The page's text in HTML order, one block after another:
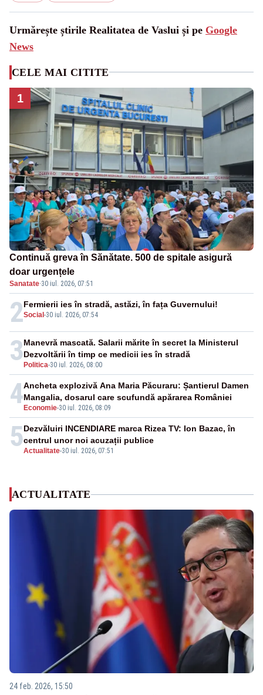
Urmărește știrile Realitatea de Vaslui și pe Google
News
CELE MAI CITITE
1
Continuă greva în Sănătate. 500 de spitale asigură
doar urgențele
Sanatate·30 iul. 2026, 07:51
2Social -30 iul. 2026, 07:54
Fermierii ies în stradă, astăzi, în fața Guvernului!
3 Politica-30 iul. 2026, 08:00
Manevră mascată. Salarii mărite în secret la Ministerul
Dezvoltării în timp ce medicii ies în stradă
4 Economie-30 iul. 2026, 08:09
Ancheta explozivă Ana Maria Păcuraru: Șantierul Damen
Mangalia, dosarul care scufundă apărarea României
5Actualitate-30 iul. 2026, 07:51
Dezvăluiri INCENDIARE marca Rizea TV: Ion Bazac, în
centrul unor noi acuzații publice
ACTUALITATE
24 feb. 2026, 15:50